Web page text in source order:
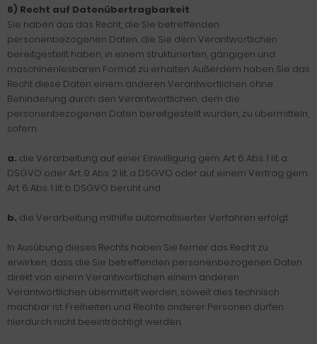
6) Recht auf Datenübertragbarkeit
Sie haben das das Recht, die Sie betreffenden
personenbezogenen Daten, die Sie dem Verantwortlichen
bereitgestellt haben, in einem strukturierten, gängigen und
maschinenlesbaren Format zu erhalten. Außerdem haben Sie das
Recht diese Daten einem anderen Verantwortlichen ohne
Behinderung durch den Verantwortlichen, dem die
personenbezogenen Daten bereitgestellt wurden, zu übermitteln,
sofern
a. die Verarbeitung auf einer Einwilligung gem. Art. 6 Abs. 1 lit. a
DSGVO oder Art. 9 Abs. 2 lit. a DSGVO oder auf einem Vertrag gem.
Art. 6 Abs. 1 lit. b DSGVO beruht und
b. die Verarbeitung mithilfe automatisierter Verfahren erfolgt.
In Ausübung dieses Rechts haben Sie ferner das Recht zu
erwirken, dass die Sie betreffenden personenbezogenen Daten
direkt von einem Verantwortlichen einem anderen
Verantwortlichen übermittelt werden, soweit dies technisch
machbar ist. Freiheiten und Rechte anderer Personen dürfen
hierdurch nicht beeinträchtigt werden.